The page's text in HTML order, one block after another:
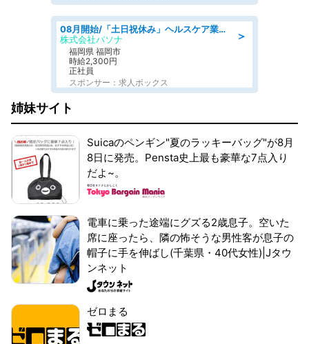
＞
08月開始/「土日祝休み」ヘルスケア業界の産業保健師/高時給/未経験OK/要資格:保健師、正看護師
株式会社パソナ
福岡県 福岡市
時給2,300円
正社員
スポンサー：求人ボックス
姉妹サイト
Suicaのペンギン"夏のラッキーバッグ"が8月
8日に発売。Pensta史上最も豪華な7点入り
だよ~。
電車に乗った途端にグズる2歳息子。空いた
席に座ったら、隣の怖そうな男性客が息子の
帽子に手を伸ばし(千葉県・40代女性)|Jタウ
ンネット
ゼロまる